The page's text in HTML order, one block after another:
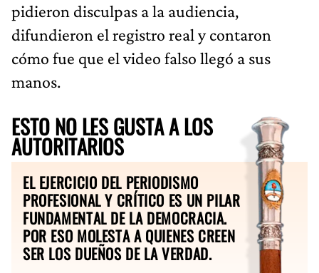
pidieron disculpas a la audiencia,
difundieron el registro real y contaron
cómo fue que el video falso llegó a sus
manos.
ESTO NO LES GUSTA A LOS
AUTORITARIOS
EL EJERCICIO DEL PERIODISMO
PROFESIONAL Y CRÍTICO ES UN PILAR
FUNDAMENTAL DE LA DEMOCRACIA.
POR ESO MOLESTA A QUIENES CREEN
SER LOS DUEÑOS DE LA VERDAD.